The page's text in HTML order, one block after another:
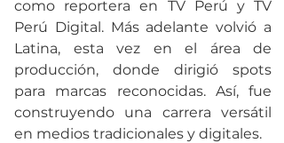
como reportera en TV Perú y TV
Perú Digital. Más adelante volvió a
Latina, esta vez en el área de
producción, donde dirigió spots
para marcas reconocidas. Así, fue
construyendo una carrera versátil
en medios tradicionales y digitales.